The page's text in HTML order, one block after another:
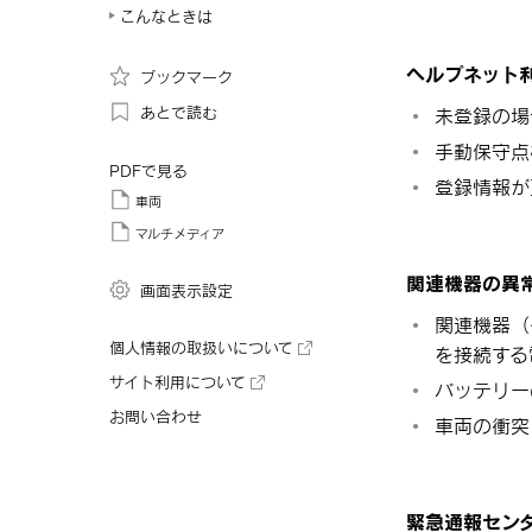
こんなときは
ブックマーク
あとで読む
PDFで見る
車両
マルチメディア
画面表示設定
個人情報の取扱いについて
サイト利用について
お問い合わせ
ヘルプネット
未登録の
手動保守
登録情報
関連機器の異
関連機器
を接続す
バッテリ
車両の衝
緊急通報セン